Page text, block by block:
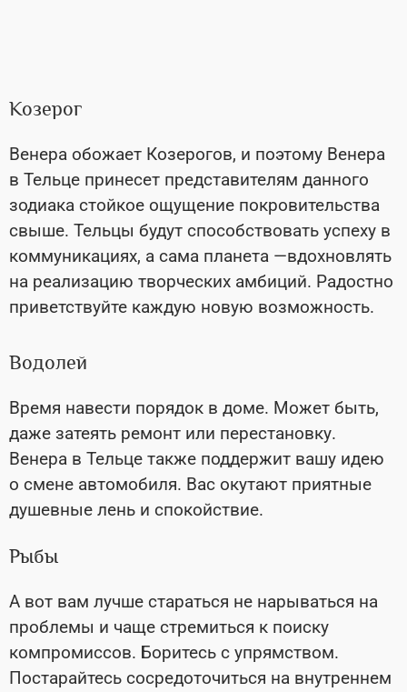
Козерог
Венера обожает Козерогов, и поэтому Венера
в Тельце принесет представителям данного
зодиака стойкое ощущение покровительства
свыше. Тельцы будут способствовать успеху в
коммуникациях, а сама планета —вдохновлять
на реализацию творческих амбиций. Радостно
приветствуйте каждую новую возможность.
Водолей
Время навести порядок в доме. Может быть,
даже затеять ремонт или перестановку.
Венера в Тельце также поддержит вашу идею
о смене автомобиля. Вас окутают приятные
душевные лень и спокойствие.
Рыбы
А вот вам лучше стараться не нарываться на
проблемы и чаще стремиться к поиску
компромиссов. Боритесь с упрямством.
Постарайтесь сосредоточиться на внутреннем